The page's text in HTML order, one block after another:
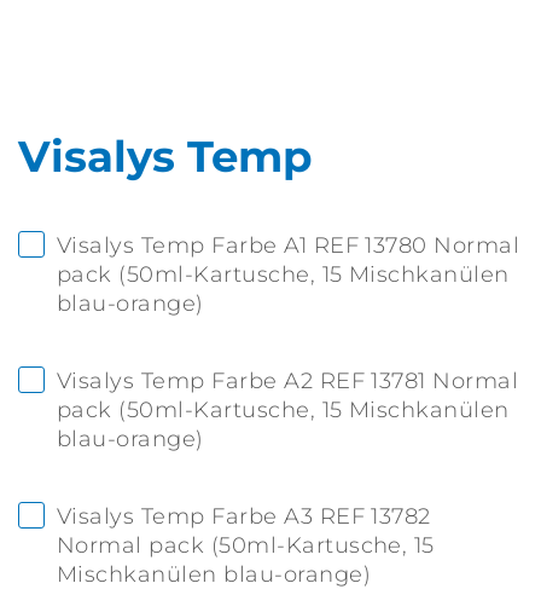
Visalys Temp
Visalys Temp Farbe A1 REF 13780 Normal
pack (50ml-Kartusche, 15 Mischkanülen
blau-orange)
Visalys Temp Farbe A2 REF 13781 Normal
pack (50ml-Kartusche, 15 Mischkanülen
blau-orange)
Visalys Temp Farbe A3 REF 13782
Normal pack (50ml-Kartusche, 15
Mischkanülen blau-orange)